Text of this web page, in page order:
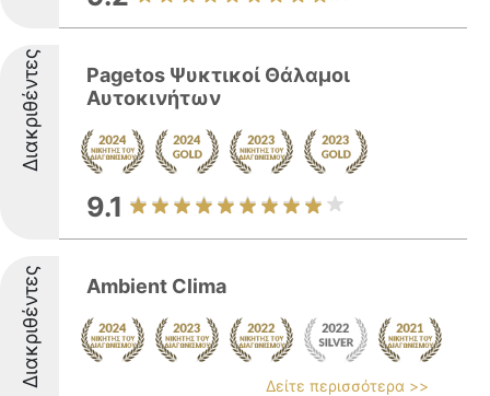
Διακριθέντες
Pagetos Ψυκτικοί Θάλαμοι
Αυτοκινήτων
9.1
Διακριθέντες Ambient Clima
Δείτε περισσότερα >>